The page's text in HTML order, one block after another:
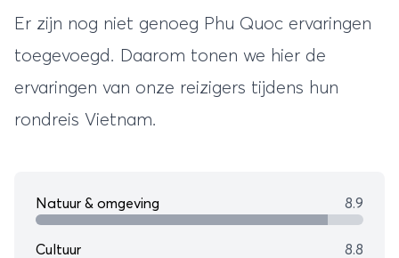
Er zijn nog niet genoeg Phu Quoc ervaringen
toegevoegd. Daarom tonen we hier de
ervaringen van onze reizigers tijdens hun
rondreis Vietnam.
Natuur & omgeving 8.9
Cultuur 8.8